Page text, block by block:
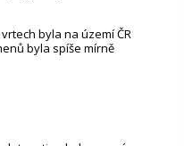
byla na území ČR
byla spíše mírně